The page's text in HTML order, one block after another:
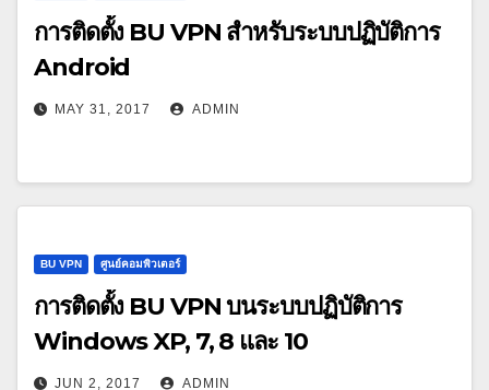
การติดตั้ง BU VPN สำหรับระบบปฏิบัติการ
Android
MAY 31, 2017 ADMIN
BU VPN ศูนย์คอมพิวเตอร์
การติดตั้ง BU VPN บนระบบปฏิบัติการ
Windows XP, 7, 8 และ 10
JUN 2, 2017 ADMIN